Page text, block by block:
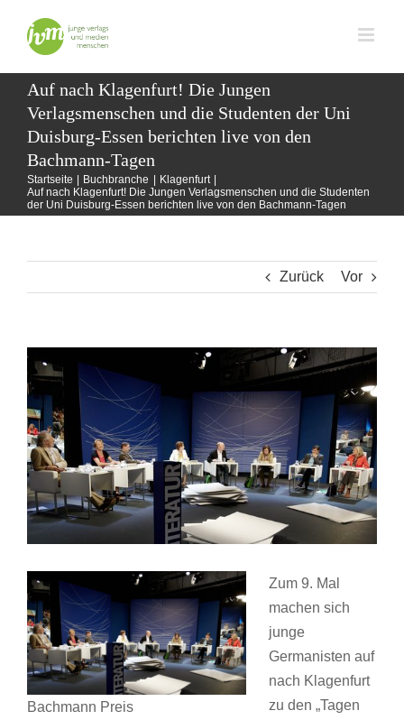
Inhalt
springen
Auf nach Klagenfurt! Die Jungen
Verlagsmenschen und die Studenten der Uni
Duisburg-Essen berichten live von den
Bachmann-Tagen
Startseite Buchbranche
Klagenfurt
Auf nach Klagenfurt! Die Jungen Verlagsmenschen und die Studenten
der Uni Duisburg-Essen berichten live von den Bachmann-Tagen
Zurück Vor
Zeige
grösseres
Bild
Bachmann Preis
Zum 9. Mal
machen sich
junge
Germanisten auf
nach Klagenfurt
zu den „Tagen